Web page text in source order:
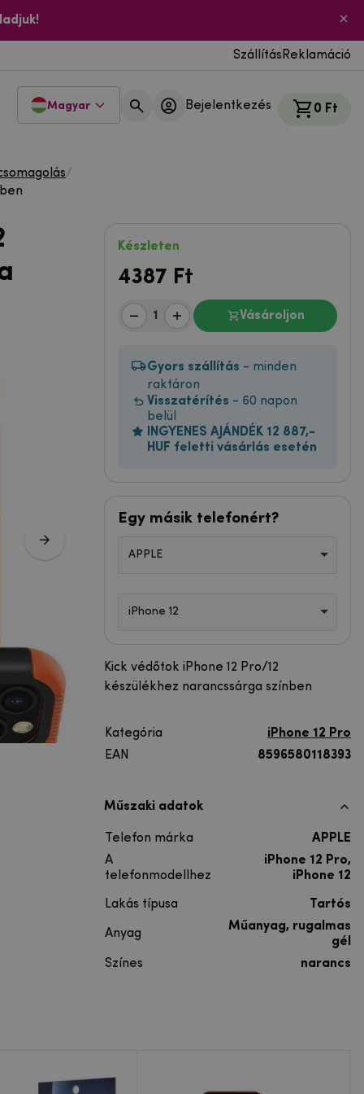
Szállítás Reklamáció
Magyar Bejelentkezés 0 Ft
/
Készleten
4387 Ft
Vásároljon
Gyors szállítás - minden
raktáron
Visszatérítés - 60 napon
belül
INGYENES AJÁNDÉK 12 887,-
HUF feletti vásárlás esetén
Egy másik telefonért?
APPLE
iPhone 12
Kick védőtok iPhone 12 Pro/12
készülékhez narancssárga színben
Kategória
iPhone 12 Pro
EAN
8596580118393
Műszaki adatok
Telefon márka
APPLE
A
telefonmodellhez
iPhone 12 Pro,
iPhone 12
Lakás típusa Tartós
Anyag
Műanyag, rugalmas
gél
Színes
narancs